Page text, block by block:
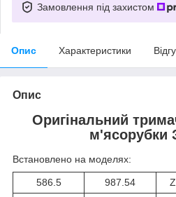
Замовлення під захистом
Опис Характеристики
Опис
Оригінальний
м'ясорубки
Встановлено на моделях:
586.5 987.54